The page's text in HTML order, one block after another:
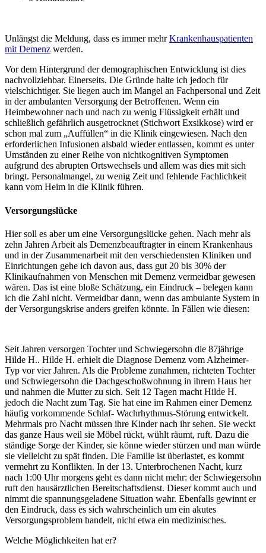
Unlängst die Meldung, dass es immer mehrKrankenhauspatienten
mit Demenz werden.
Vor dem Hintergrund der demographischen Entwicklung ist dies
nachvollziehbar. Einerseits. Die Gründe halte ich jedoch für
vielschichtiger. Sie liegen auch im Mangel an Fachpersonal und Zeit
in der ambulanten Versorgung der Betroffenen. Wenn ein
Heimbewohner nach und nach zu wenig Flüssigkeit erhält und
schließlich gefährlich ausgetrocknet (Stichwort Exsikkose) wird er
schon mal zum „Auffüllen“ in die Klinik eingewiesen. Nach den
erforderlichen Infusionen alsbald wieder entlassen, kommt es unter
Umständen zu einer Reihe von nichtkognitiven Symptomen
aufgrund des abrupten Ortswechsels und allem was dies mit sich
bringt. Personalmangel, zu wenig Zeit und fehlende Fachlichkeit
kann vom Heim in die Klinik führen.
Versorgungslücke
Hier soll es aber um eine Versorgungslücke gehen. Nach mehr als
zehn Jahren Arbeit als Demenzbeauftragter in einem Krankenhaus
und in der Zusammenarbeit mit den verschiedensten Kliniken und
Einrichtungen gehe ich davon aus, dass gut 20 bis 30% der
Klinikaufnahmen von Menschen mit Demenz vermeidbar gewesen
wären. Das ist eine bloße Schätzung, ein Eindruck – belegen kann
ich die Zahl nicht. Vermeidbar dann, wenn das ambulante System in
der Versorgungskrise anders greifen könnte. In Fällen wie diesen:
Seit Jahren versorgen Tochter und Schwiegersohn die 87jährige
Hilde H.. Hilde H. erhielt die Diagnose Demenz vom Alzheimer-
Typ vor vier Jahren. Als die Probleme zunahmen, richteten Tochter
und Schwiegersohn die Dachgeschoßwohnung in ihrem Haus her
und nahmen die Mutter zu sich. Seit 12 Tagen macht Hilde H.
jedoch die Nacht zum Tag. Sie hat eine im Rahmen einer Demenz
häufig vorkommende Schlaf- Wachrhythmus-Störung entwickelt.
Mehrmals pro Nacht müssen ihre Kinder nach ihr sehen. Sie weckt
das ganze Haus weil sie Möbel rückt, wühlt räumt, ruft. Dazu die
ständige Sorge der Kinder, sie könne wieder stürzen und man würde
sie vielleicht zu spät finden. Die Familie ist überlastet, es kommt
vermehrt zu Konflikten. In der 13. Unterbrochenen Nacht, kurz
nach 1:00 Uhr morgens geht es dann nicht mehr: der Schwiegersohn
ruft den hausärztlichen Bereitschaftsdienst. Dieser kommt auch und
nimmt die spannungsgeladene Situation wahr. Ebenfalls gewinnt er
den Eindruck, dass es sich wahrscheinlich um ein akutes
Versorgungsproblem handelt, nicht etwa ein medizinisches.
Welche Möglichkeiten hat er?